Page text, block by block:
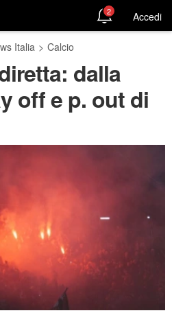
2 Accedi
Italia > Calcio
dalla
off e p. out di